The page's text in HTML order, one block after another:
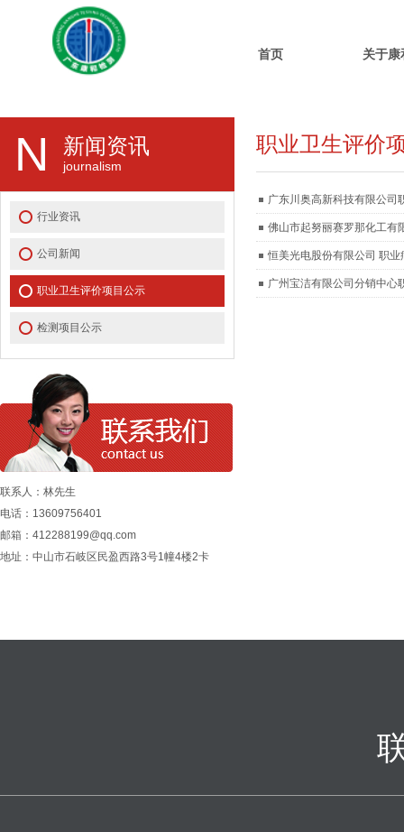
首页 关于康
N 新闻资讯
journalism
行业资讯
公司新闻
职业卫生评价项目公示
检测项目公示
联系人：林先生
电话：13609756401
邮箱：412288199@qq.com
地址：中山市石岐区民盈西路3号1幢4楼2卡
职业卫生评价
广东川奥高新科技有限公司
佛山市起努丽赛罗那化工有
恒美光电股份有限公司 职
广州宝洁有限公司分销中心